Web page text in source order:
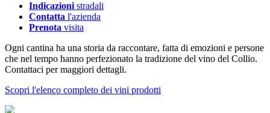
Indicazioni stradali
Contatta l'azienda
Prenota visita
Ogni cantina ha una storia da raccontare, fatta di emozioni e persone
che nel tempo hanno perfezionato la tradizione del vino del Collio.
Contattaci per maggiori dettagli.
Scopri l'elenco completo dei vini prodotti